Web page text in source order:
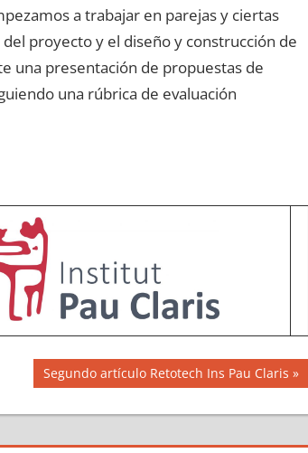
a trabajar en parejas y ciertas
proyecto y el diseño y construcción de
una presentación de propuestas de
una rúbrica de evaluación
Siguiente
Segundo artículo Retotech Ins Pau Claris